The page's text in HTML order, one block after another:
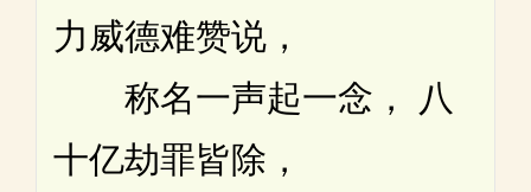
力威德难赞说，
称名一声起一念， 八
十亿劫罪皆除，